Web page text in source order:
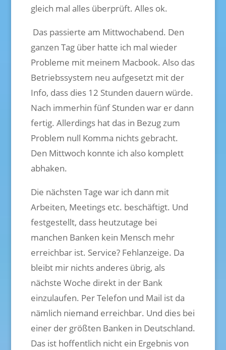
gleich mal alles überprüft. Alles ok.
Das passierte am Mittwochabend. Den
ganzen Tag über hatte ich mal wieder
Probleme mit meinem Macbook. Also das
Betriebssystem neu aufgesetzt mit der
Info, dass dies 12 Stunden dauern würde.
Nach immerhin fünf Stunden war er dann
fertig. Allerdings hat das in Bezug zum
Problem null Komma nichts gebracht.
Den Mittwoch konnte ich also komplett
abhaken.
Die nächsten Tage war ich dann mit
Arbeiten, Meetings etc. beschäftigt. Und
festgestellt, dass heutzutage bei
manchen Banken kein Mensch mehr
erreichbar ist. Service? Fehlanzeige. Da
bleibt mir nichts anderes übrig, als
nächste Woche direkt in der Bank
einzulaufen. Per Telefon und Mail ist da
nämlich niemand erreichbar. Und dies bei
einer der größten Banken in Deutschland.
Das ist hoffentlich nicht ein Ergebnis von